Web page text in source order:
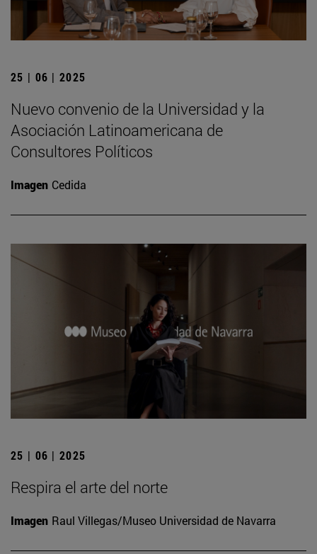
25 | 06 | 2025
Nuevo convenio de la Universidad y la
Asociación Latinoamericana de
Consultores Políticos
Imagen Cedida
25 | 06 | 2025
Respira el arte del norte
Imagen Raul Villegas/Museo Universidad de Navarra